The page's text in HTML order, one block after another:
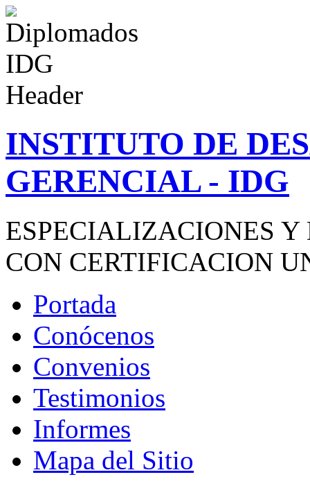
INSTITUTO DE
GERENCIAL - IDG
ESPECIALIZACIONES
CON CERTIFICACION
Portada
Conócenos
Convenios
Testimonios
Informes
Mapa del Sitio